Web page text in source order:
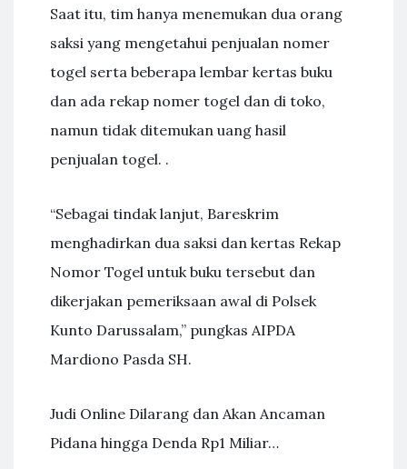
Saat itu, tim hanya menemukan dua orang
saksi yang mengetahui penjualan nomer
togel serta beberapa lembar kertas buku
dan ada rekap nomer togel dan di toko,
namun tidak ditemukan uang hasil
penjualan togel. .
“Sebagai tindak lanjut, Bareskrim
menghadirkan dua saksi dan kertas Rekap
Nomor Togel untuk buku tersebut dan
dikerjakan pemeriksaan awal di Polsek
Kunto Darussalam,” pungkas AIPDA
Mardiono Pasda SH.
Judi Online Dilarang dan Akan Ancaman
Pidana hingga Denda Rp1 Miliar…